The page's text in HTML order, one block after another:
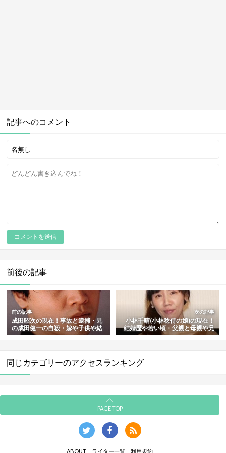
記事へのコメント
前後の記事
前の記事
成田昭次の現在！事故と逮捕・兄
の成田健一の自殺・嫁や子供や結
婚/離婚歴もまとめ
次の記事
小林千晴(小林稔侍の娘)の現在！
結婚歴や若い頃・父親と母親や兄
弟など家族まとめ
同じカテゴリーのアクセスランキング
PAGE TOP
ABOUT ライター一覧 利用規約